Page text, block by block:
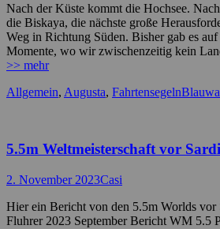
Nach der Küste kommt die Hochsee.
die Biskaya, die nächste große
Weg in Richtung Süden. Bisher gab es
Momente, wo wir zwischenzeitig kein
>> mehr
Kategorien
Allgemein, Augusta, Fahrtensegeln
5.5m Weltmeisterschaft vor
Posted
2. November 2023Autor
Casi
Hier ein Bericht von den 5.5m Worlds vor
Fluhrer 2023 September Bericht WM 5.5